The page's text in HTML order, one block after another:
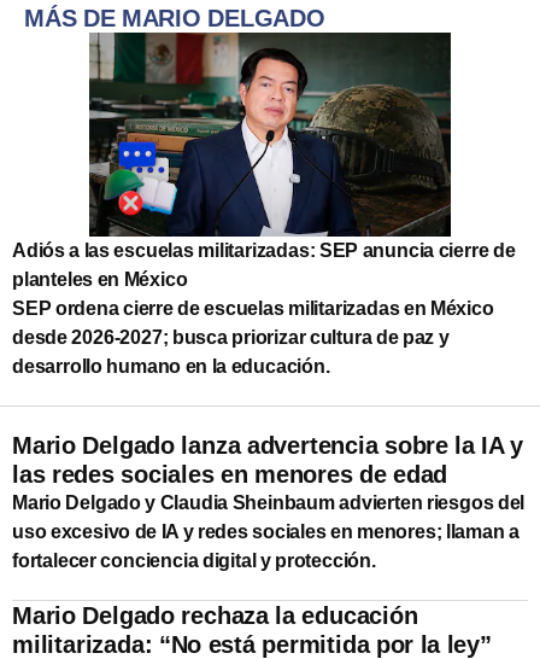
MÁS DE MARIO DELGADO
Adiós a las escuelas militarizadas: SEP anuncia cierre de
planteles en México
SEP ordena cierre de escuelas militarizadas en México
desde 2026‑2027; busca priorizar cultura de paz y
desarrollo humano en la educación.
Mario Delgado lanza advertencia sobre la IA y
las redes sociales en menores de edad
Mario Delgado y Claudia Sheinbaum advierten riesgos del
uso excesivo de IA y redes sociales en menores; llaman a
fortalecer conciencia digital y protección.
Mario Delgado rechaza la educación
militarizada: “No está permitida por la ley”